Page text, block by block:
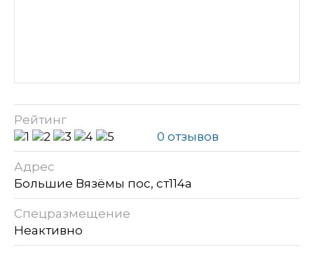
Рейтинг
0 отзывов
Адрес
Большие Вязёмы пос, ст114а
Спецразмещение
Неактивно